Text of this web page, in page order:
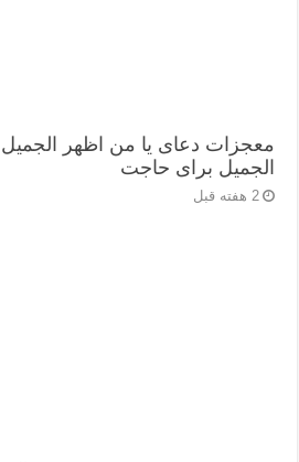
معجزات دعای یا من اظهر
الجمیل برای حاجت
2 هفته قبل